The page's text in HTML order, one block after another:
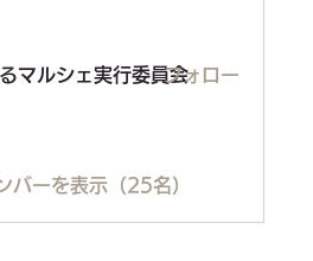
シェ実行委員会
マルシェ実行委員会フォロー
バーを表示（25名）